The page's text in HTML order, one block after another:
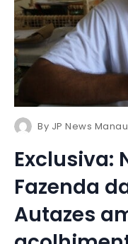
By JP News
Exclusiva:
Fazenda
Autazes